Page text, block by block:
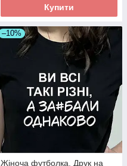
Купити
–10%
Жіноча футболка. Друк на